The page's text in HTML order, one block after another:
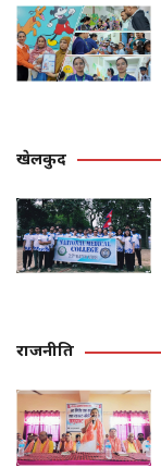
खेलकुद
राजनीति